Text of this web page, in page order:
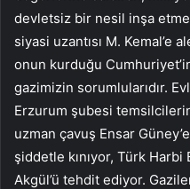
devletsiz bir nesil inşa etme
siyasi uzantısı M. Kemal’e
onun kurduğu
gazimizin sorumlularıdır.
Erzurum şubesi
uzman çavuş Ensar
şiddetle kınıyor, Türk
Akgül’ü tehdit ediyor.